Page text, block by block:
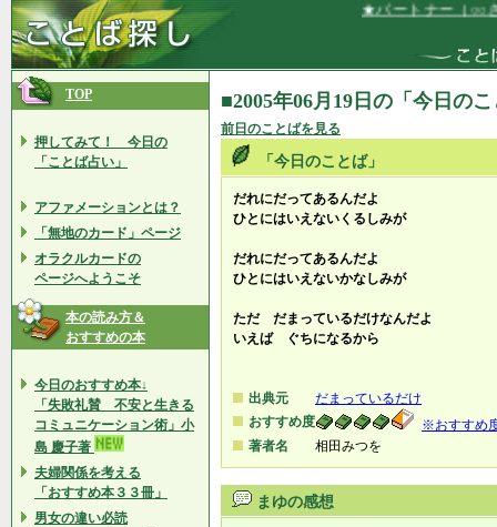
★パートナー（○○さ
TOP
押してみて！ 今日の
「ことば占い」
アファメーションとは？
「無地のカード」ページ
オラクルカードの
ページへようこそ
本の読み方＆
おすすめの本
今日のおすすめ本↓
「失敗礼賛 不安と生きる
コミュニケーション術」小
島 慶子著
夫婦関係を考える
「おすすめ本３３冊」
男女の違い必読
■2005年06月19日の「今日の
前日のことばを見る
「今日のことば」
だれにだってあるんだよ
ひとにはいえないくるしみが
だれにだってあるんだよ
ひとにはいえないかなしみが
ただ だまっているだけなんだよ
いえば ぐちになるから
出典元
だまっているだけ
おすすめ度
※おすすめ
著者名
相田みつを
まゆの感想